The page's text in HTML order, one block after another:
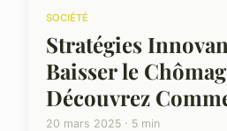
SOCIÉTÉ
Stratégies
Baisser le
Découvrez
20 mars 2025 · 5 min